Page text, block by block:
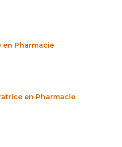
en Pharmacie
en Pharmacie